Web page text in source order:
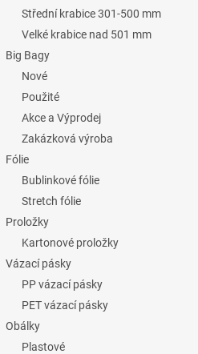
Střední krabice 301-500 mm
Velké krabice nad 501 mm
Big Bagy
Nové
Použité
Akce a Výprodej
Zakázková výroba
Fólie
Bublinkové fólie
Stretch fólie
Proložky
Kartonové proložky
Vázací pásky
PP vázací pásky
PET vázací pásky
Obálky
Plastové